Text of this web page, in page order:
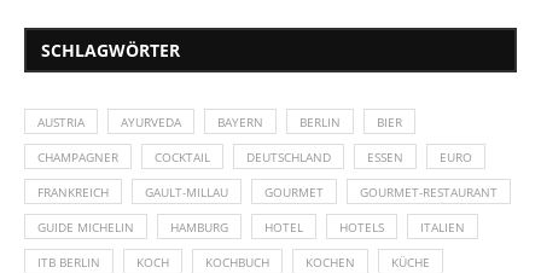
SCHLAGWÖRTER
AUSTRIA AYURVEDA BAYERN BERLIN BIER
CHAMPAGNER COCKTAIL DEUTSCHLAND ESSEN EURO
FRANKREICH GAULT-MILLAU GOURMET GOURMET-RESTAURANT
GUIDE MICHELIN HAMBURG HOTEL HOTELS ITALIEN
ITB BERLIN KOCH KOCHBUCH KOCHEN KÜCHE